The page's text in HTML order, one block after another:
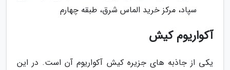
سپاد، مرکز خرید الماس شرق، طبقه چهارم
آکواریوم کیش
یکی از جاذبه های جزیره کیش آکواریوم آن است. در این